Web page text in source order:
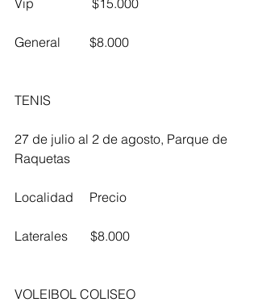
Vip                  $15.000
General         $8.000
TENIS
27 de julio al 2 de agosto, Parque de
Raquetas
Localidad     Precio
Laterales       $8.000
VOLEIBOL COLISEO